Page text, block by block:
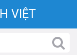
VIỆT